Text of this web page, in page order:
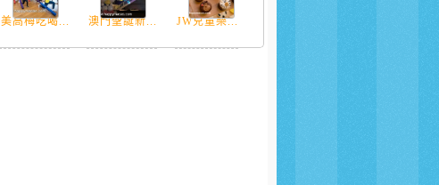
美高梅吃喝... 澳門聖誕新... JW兒童樂...